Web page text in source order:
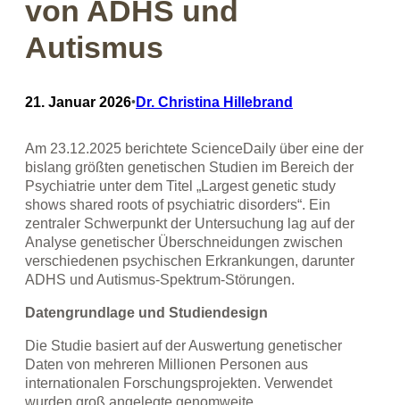
von ADHS und
Autismus
21. Januar 2026•Dr. Christina Hillebrand
Am 23.12.2025 berichtete ScienceDaily über eine der
bislang größten genetischen Studien im Bereich der
Psychiatrie unter dem Titel „Largest genetic study
shows shared roots of psychiatric disorders“. Ein
zentraler Schwerpunkt der Untersuchung lag auf der
Analyse genetischer Überschneidungen zwischen
verschiedenen psychischen Erkrankungen, darunter
ADHS und Autismus-Spektrum-Störungen.
Datengrundlage und Studiendesign
Die Studie basiert auf der Auswertung genetischer
Daten von mehreren Millionen Personen aus
internationalen Forschungsprojekten. Verwendet
wurden groß angelegte genomweite